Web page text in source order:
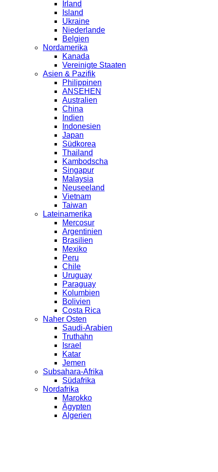
Irland
Island
Ukraine
Niederlande
Belgien
Nordamerika
Kanada
Vereinigte Staaten
Asien & Pazifik
Philippinen
ANSEHEN
Australien
China
Indien
Indonesien
Japan
Südkorea
Thailand
Kambodscha
Singapur
Malaysia
Neuseeland
Vietnam
Taiwan
Lateinamerika
Mercosur
Argentinien
Brasilien
Mexiko
Peru
Chile
Uruguay
Paraguay
Kolumbien
Bolivien
Costa Rica
Naher Osten
Saudi-Arabien
Truthahn
Israel
Katar
Jemen
Subsahara-Afrika
Südafrika
Nordafrika
Marokko
Ägypten
Algerien